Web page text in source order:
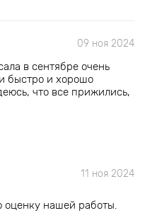
09 ноя 2024
в сентябре очень
быстро и хорошо
что все прижились,
11 ноя 2024
оценку нашей работы.